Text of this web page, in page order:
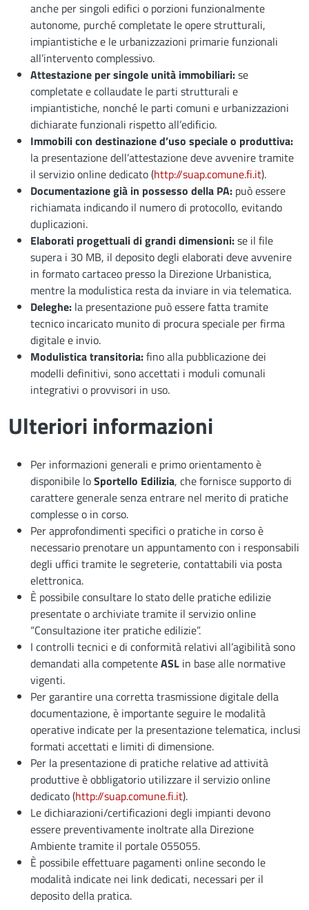
anche per singoli edifici o porzioni funzionalmente
autonome, purché completate le opere strutturali,
impiantistiche e le urbanizzazioni primarie funzionali
all’intervento complessivo.
Attestazione per singole unità immobiliari:se
completate e collaudate le parti strutturali e
impiantistiche, nonché le parti comuni e urbanizzazioni
dichiarate funzionali rispetto all’edificio.
Immobili con destinazione d’uso speciale o produttiva:
la presentazione dell’attestazione deve avvenire tramite
il servizio online dedicato (http://suap.comune.fi.it).
Documentazione già in possesso della PA: può essere
richiamata indicando il numero di protocollo, evitando
duplicazioni.
Elaborati progettuali di grandi dimensioni:se il file
supera i 30 MB, il deposito degli elaborati deve avvenire
in formato cartaceo presso la Direzione Urbanistica,
mentre la modulistica resta da inviare in via telematica.
Deleghe: la presentazione può essere fatta tramite
tecnico incaricato munito di procura speciale per firma
digitale e invio.
Modulistica transitoria:fino alla pubblicazione dei
modelli definitivi, sono accettati i moduli comunali
integrativi o provvisori in uso.
Ulteriori informazioni
Per informazioni generali e primo orientamento è
disponibile loSportello Edilizia, che fornisce supporto di
carattere generale senza entrare nel merito di pratiche
complesse o in corso.
Per approfondimenti specifici o pratiche in corso è
necessario prenotare un appuntamento con i responsabili
degli uffici tramite le segreterie, contattabili via posta
elettronica.
È possibile consultare lo stato delle pratiche edilizie
presentate o archiviate tramite il servizio online
“Consultazione iter pratiche edilizie”.
I controlli tecnici e di conformità relativi all’agibilità sono
demandati alla competenteASL in base alle normative
vigenti.
Per garantire una corretta trasmissione digitale della
documentazione, è importante seguire le modalità
operative indicate per la presentazione telematica, inclusi
formati accettati e limiti di dimensione.
Per la presentazione di pratiche relative ad attività
produttive è obbligatorio utilizzare il servizio online
dedicato (http://suap.comune.fi.it).
Le dichiarazioni/certificazioni degli impianti devono
essere preventivamente inoltrate alla Direzione
Ambiente tramite il portale 055055.
È possibile effettuare pagamenti online secondo le
modalità indicate nei link dedicati, necessari per il
deposito della pratica.